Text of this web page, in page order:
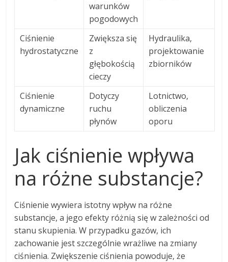
warunków
pogodowych
Ciśnienie
hydrostatyczne
Zwiększa się
z
głębokością
cieczy
Hydraulika,
projektowanie
zbiorników
Ciśnienie
dynamiczne
Dotyczy
ruchu
płynów
Lotnictwo,
obliczenia
oporu
Jak ciśnienie wpływa
na różne substancje?
Ciśnienie wywiera istotny wpływ na różne
substancje, a jego efekty różnią się w zależności od
stanu skupienia. W przypadku gazów, ich
zachowanie jest szczególnie wrażliwe na zmiany
ciśnienia. Zwiększenie ciśnienia powoduje, że